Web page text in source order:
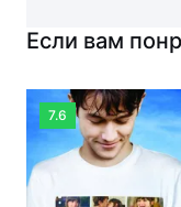
Если вам
7.6